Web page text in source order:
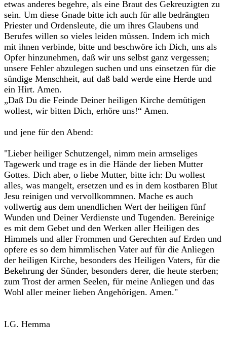
etwas anderes begehre, als eine Braut des Gekreuzigten zu
sein. Um diese Gnade bitte ich auch für alle bedrängten
Priester und Ordensleute, die um ihres Glaubens und
Berufes willen so vieles leiden müssen. Indem ich mich
mit ihnen verbinde, bitte und beschwöre ich Dich, uns als
Opfer hinzunehmen, daß wir uns selbst ganz vergessen;
unsere Fehler abzulegen suchen und uns einsetzen für die
sündige Menschheit, auf daß bald werde eine Herde und
ein Hirt. Amen.
„Daß Du die Feinde Deiner heiligen Kirche demütigen
wollest, wir bitten Dich, erhöre uns!“ Amen.
und jene für den Abend:
"Lieber heiliger Schutzengel, nimm mein armseliges
Tagewerk und trage es in die Hände der lieben Mutter
Gottes. Dich aber, o liebe Mutter, bitte ich: Du wollest
alles, was mangelt, ersetzen und es in dem kostbaren Blut
Jesu reinigen und vervollkommnen. Mache es auch
vollwertig aus dem unendlichen Wert der heiligen fünf
Wunden und Deiner Verdienste und Tugenden. Bereinige
es mit dem Gebet und den Werken aller Heiligen des
Himmels und aller Frommen und Gerechten auf Erden und
opfere es so dem himmlischen Vater auf für die Anliegen
der heiligen Kirche, besonders des Heiligen Vaters, für die
Bekehrung der Sünder, besonders derer, die heute sterben;
zum Trost der armen Seelen, für meine Anliegen und das
Wohl aller meiner lieben Angehörigen. Amen."
LG. Hemma